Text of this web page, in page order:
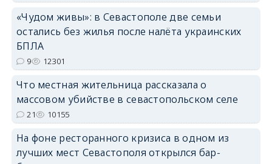
erid: 2SDnjdvhGXG
«Чудом живы»: в Севастополе две семьи
остались без жилья после налёта украинских
БПЛА
9 12301
Что местная жительница рассказала о
массовом убийстве в севастопольском селе
21 10155
На фоне ресторанного кризиса в одном из
лучших мест Севастополя открылся бар-